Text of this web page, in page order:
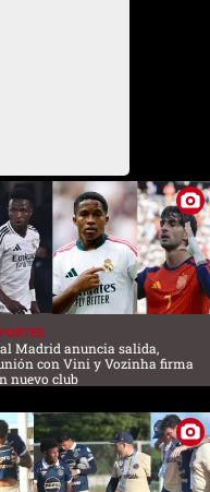
Madrid anuncia salida,
con Vini y Vozinha firma
nuevo club